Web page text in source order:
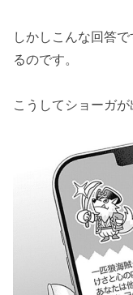
しかしこんな回答
るのです。
こうしてショーガ